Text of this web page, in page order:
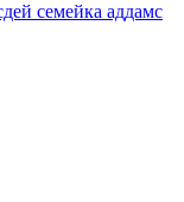
семейка аддамс